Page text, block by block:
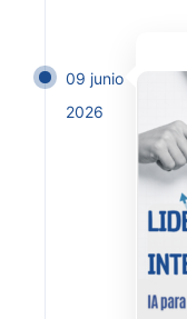
09 junio
2026